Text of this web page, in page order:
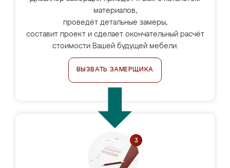
материалов,
проведёт детальные замеры,
составит проект и сделает окончательный расчёт
стоимости Вашей будущей мебели.
ВЫЗВАТЬ ЗАМЕРЩИКА